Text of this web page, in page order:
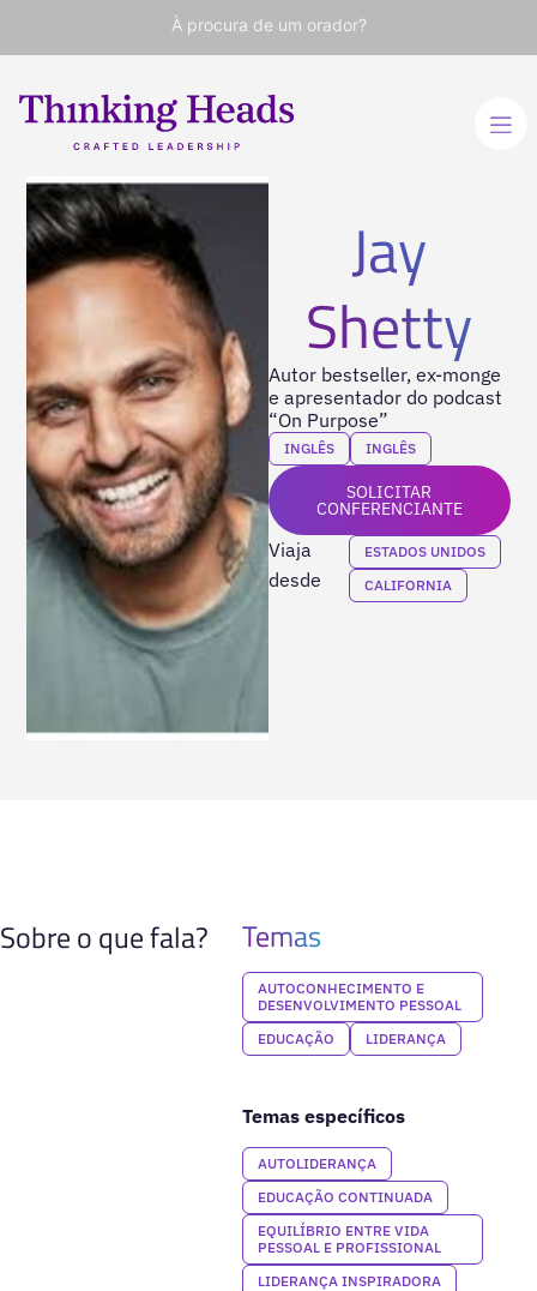
À procura de um orador?
Jay
Shetty
Autor bestseller, ex-monge
e apresentador do podcast
“On Purpose”
INGLÊS INGLÊS
SOLICITAR
CONFERENCIANTE
Viaja
desde
ESTADOS UNIDOS
CALIFORNIA
Sobre o que fala? Temas
AUTOCONHECIMENTO E
DESENVOLVIMENTO PESSOAL
EDUCAÇÃO
LIDERANÇA
Temas específicos
AUTOLIDERANÇA
EDUCAÇÃO CONTINUADA
EQUILÍBRIO ENTRE VIDA
PESSOAL E PROFISSIONAL
LIDERANÇA INSPIRADORA